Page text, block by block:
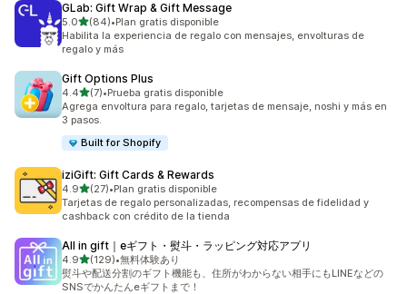
GLab: Gift Wrap & Gift Message
5.0de 5 estrellas
(84)
84 reseñas en total
•Plan gratis disponible
Habilita la experiencia de regalo con mensajes, envolturas de
regalo y más
Gift Options Plus
4.4de 5 estrellas
(7)
7 reseñas en total
•Prueba gratis disponible
Agrega envoltura para regalo, tarjetas de mensaje, noshi y más en
3 pasos.
Built for Shopify
iziGift: Gift Cards & Rewards
4.9de 5 estrellas
(27)
27 reseñas en total
•Plan gratis disponible
Tarjetas de regalo personalizadas, recompensas de fidelidad y
cashback con crédito de la tienda
All in gift｜eギフト・熨斗・ラッピング対応アプリ
4.9de 5 estrellas
(129)
129 reseñas en total
•無料体験あり
熨斗や配送分割のギフト機能も、住所がわからない相手にもLINEなどの
SNSでかんたんeギフトまで！